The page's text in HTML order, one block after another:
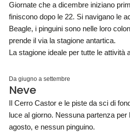
Giornate che a dicembre iniziano
finiscono dopo le 22. Si navigano le
Beagle, i pinguini sono nelle loro
prende il via la stagione antartica.
La stagione ideale per tutte le attività
Da giugno a settembre
Neve
Il Cerro Castor e le piste da sci di
luce al giorno. Nessuna partenza per
agosto, e nessun pinguino.